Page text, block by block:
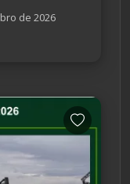
de 2026